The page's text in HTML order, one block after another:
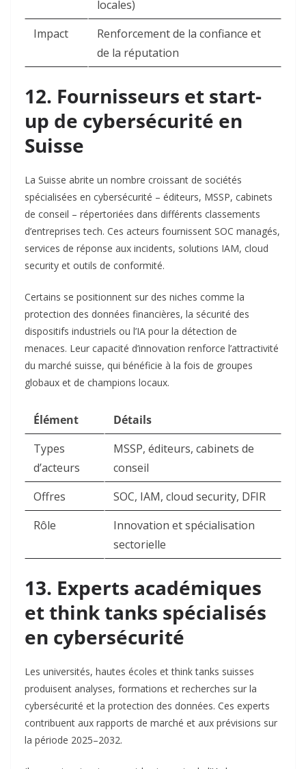
locales) ​
Impact
Renforcement de la confiance et
de la réputation ​
12. Fournisseurs et start-
up de cybersécurité en
Suisse
La Suisse abrite un nombre croissant de sociétés
spécialisées en cybersécurité – éditeurs, MSSP, cabinets
de conseil – répertoriées dans différents classements
d’entreprises tech. Ces acteurs fournissent SOC managés,
services de réponse aux incidents, solutions IAM, cloud
security et outils de conformité.​
Certains se positionnent sur des niches comme la
protection des données financières, la sécurité des
dispositifs industriels ou l’IA pour la détection de
menaces. Leur capacité d’innovation renforce l’attractivité
du marché suisse, qui bénéficie à la fois de groupes
globaux et de champions locaux.​
Élément
Détails
Types
d’acteurs
MSSP, éditeurs, cabinets de
conseil ​
Offres
SOC, IAM, cloud security, DFIR ​
Rôle
Innovation et spécialisation
sectorielle ​
13. Experts académiques
et think tanks spécialisés
en cybersécurité
Les universités, hautes écoles et think tanks suisses
produisent analyses, formations et recherches sur la
cybersécurité et la protection des données. Ces experts
contribuent aux rapports de marché et aux prévisions sur
la période 2025–2032.​